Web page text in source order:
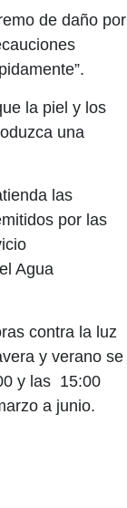
de daño por
la piel y los
una
las
por las
Agua
contra la luz
y verano se
y las 15:00
a junio.